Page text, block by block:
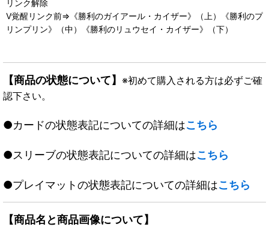
リンク解除
V覚醒リンク前⇒《勝利のガイアール・カイザー》（上）《勝利のプ
リンプリン》（中）《勝利のリュウセイ・カイザー》（下）
【商品の状態について】 ※初めて購入される方は必ずご確
認下さい。
●カードの状態表記についての詳細はこちら
●スリーブの状態表記についての詳細はこちら
●プレイマットの状態表記についての詳細はこちら
【商品名と商品画像について】